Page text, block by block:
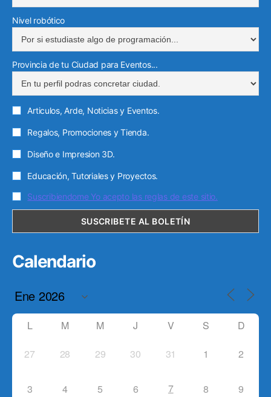
Nivel robótico
Provincia de tu Ciudad para Eventos...
Articulos, Arde, Noticias y Eventos.
Regalos, Promociones y Tienda.
Diseño e Impresion 3D.
Educación, Tutoriales y Proyectos.
Suscribiendome Yo acepto las reglas de este sitio.
Calendario
L M M J V S D
27 28 29 30 31 1 2
3 4 5 6 7 8 9